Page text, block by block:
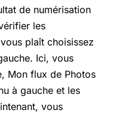
de numérisation
les
plaît choisissez
Ici, vous
Mon flux de Photos
à gauche et les
vous